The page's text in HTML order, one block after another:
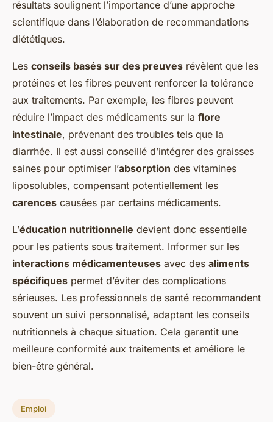
résultats soulignent l’importance d’une approche
scientifique dans l’élaboration de recommandations
diététiques.
Les conseils basés sur des preuves révèlent que les
protéines et les fibres peuvent renforcer la tolérance
aux traitements. Par exemple, les fibres peuvent
réduire l’impact des médicaments sur la flore
intestinale, prévenant des troubles tels que la
diarrhée. Il est aussi conseillé d’intégrer des graisses
saines pour optimiser l’absorption des vitamines
liposolubles, compensant potentiellement les
carences causées par certains médicaments.
L’éducation nutritionnelle devient donc essentielle
pour les patients sous traitement. Informer sur les
interactions médicamenteuses avec des aliments
spécifiques permet d’éviter des complications
sérieuses. Les professionnels de santé recommandent
souvent un suivi personnalisé, adaptant les conseils
nutritionnels à chaque situation. Cela garantit une
meilleure conformité aux traitements et améliore le
bien-être général.
Emploi